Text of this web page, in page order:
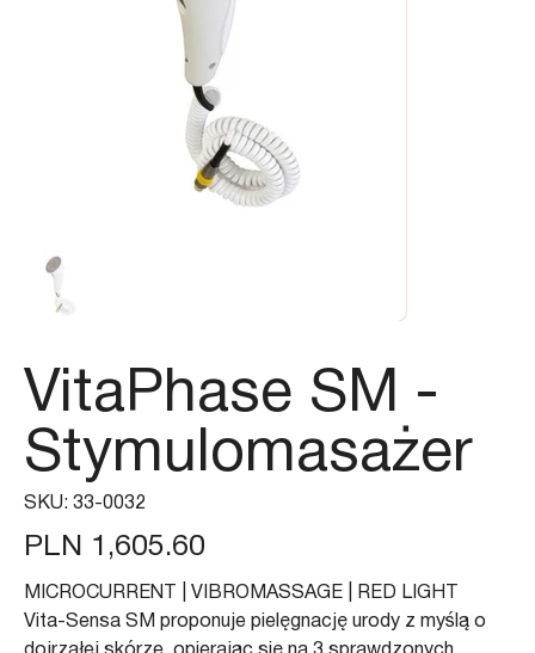
VitaPhase SM -
Stymulomasażer
SKU: SKU
33-
33-0032
Price
PLN 1,605.60
MICROCURRENT | VIBROMASSAGE | RED LIGHT
Vita-Sensa SM proponuje pielęgnację urody z myślą o